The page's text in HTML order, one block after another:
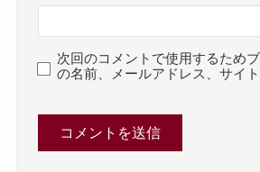
次回のコメントで使用するため
の名前、メールアドレス、サイト